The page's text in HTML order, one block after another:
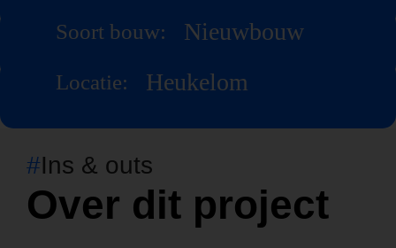
Soort bouw: Nieuwbouw
Locatie: Heukelom
#Ins & outs
Over dit project